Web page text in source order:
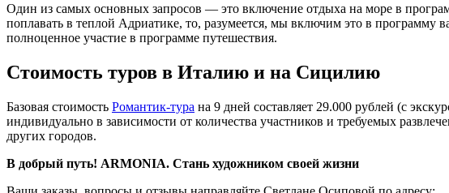
Один из самых основных запросов — это включение отдыха на море в
поплавать в теплой Адриатике, то, разумеется, мы включим это в
полноценное участие в программе путешествия.
Стоимость туров в Италию и на Сицилию
Базовая стоимость Романтик-тура на 9 дней составляет 29.000 рублей (с
индивидуально в зависимости от количества участников и требуемых
других городов.
В добрый путь! ARMONIA. Стань художником своей жизни